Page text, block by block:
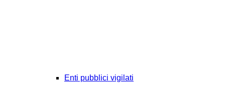
Enti pubblici vigilati